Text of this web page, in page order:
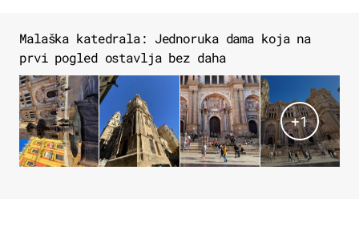
Malaška katedrala: Jednoruka dama koja na
prvi pogled ostavlja bez daha
+1